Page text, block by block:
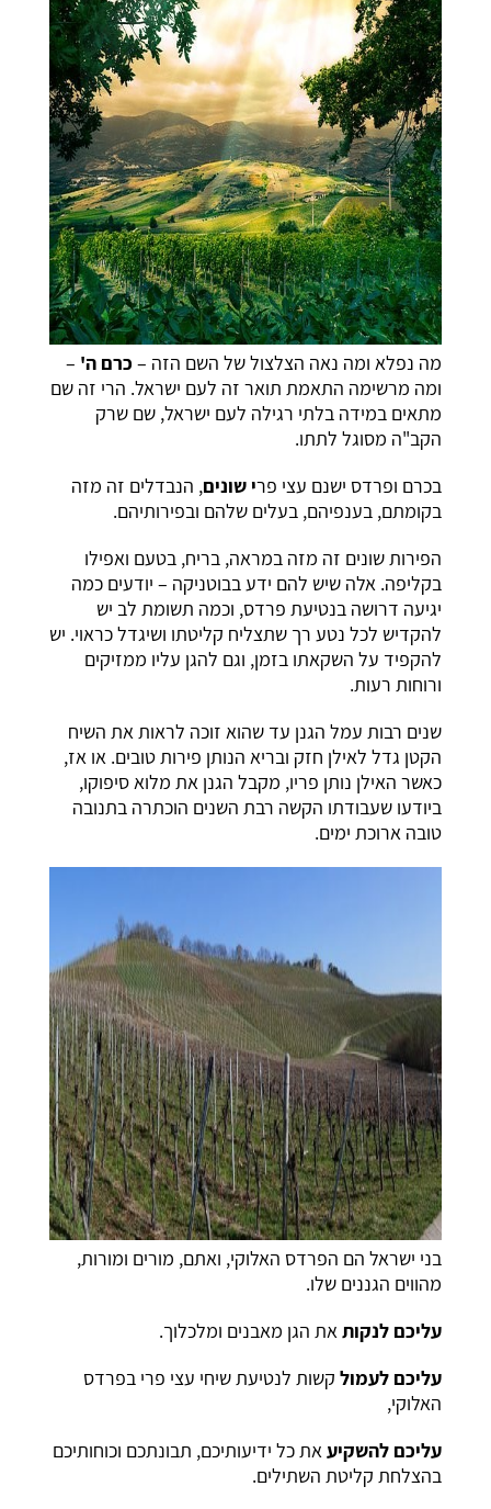
מה נפלא ומה נאה הצלצול של השם הזה – כרם ה' –
ומה מרשימה התאמת תואר זה לעם ישראל. הרי זה שם
מתאים במידה בלתי רגילה לעם ישראל, שם שרק
הקב"ה מסוגל לתתו.
בכרם ופרדס ישנם עצי פרי שונים, הנבדלים זה מזה
בקומתם, בענפיהם, בעלים שלהם ובפירותיהם.
הפירות שונים זה מזה במראה, בריח, בטעם ואפילו
בקליפה. אלה שיש להם ידע בבוטניקה – יודעים כמה
יגיעה דרושה בנטיעת פרדס, וכמה תשומת לב יש
להקדיש לכל נטע רך שתצליח קליטתו ושיגדל כראוי. יש
להקפיד על השקאתו בזמן, וגם להגן עליו ממזיקים
ורוחות רעות.
שנים רבות עמל הגנן עד שהוא זוכה לראות את השיח
הקטן גדל לאילן חזק ובריא הנותן פירות טובים. או אז,
כאשר האילן נותן פריו, מקבל הגנן את מלוא סיפוקו,
ביודעו שעבודתו הקשה רבת השנים הוכתרה בתנובה
טובה ארוכת ימים.
בני ישראל הם הפרדס האלוקי, ואתם, מורים ומורות,
מהווים הגננים שלו.
עליכם לנקותאת הגן מאבנים ומלכלוך.
עליכם לעמול קשות לנטיעת שיחי עצי פרי בפרדס
האלוקי,
עליכם להשקיעאת כל ידיעותיכם, תבונתכם וכוחותיכם
בהצלחת קליטת השתילים.